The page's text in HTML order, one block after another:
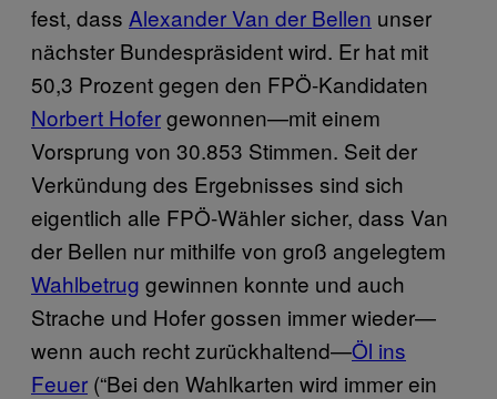
fest, dass Alexander Van der Bellen unser
nächster Bundespräsident wird. Er hat mit
50,3 Prozent gegen den FPÖ-Kandidaten
Norbert Hofergewonnen—mit einem
Vorsprung von 30.853 Stimmen. Seit der
Verkündung des Ergebnisses sind sich
eigentlich alle FPÖ-Wähler sicher, dass Van
der Bellen nur mithilfe von groß angelegtem
Wahlbetrug gewinnen konnte und auch
Strache und Hofer gossen immer wieder—
wenn auch recht zurückhaltend—Öl ins
Feuer (“Bei den Wahlkarten wird immer ein